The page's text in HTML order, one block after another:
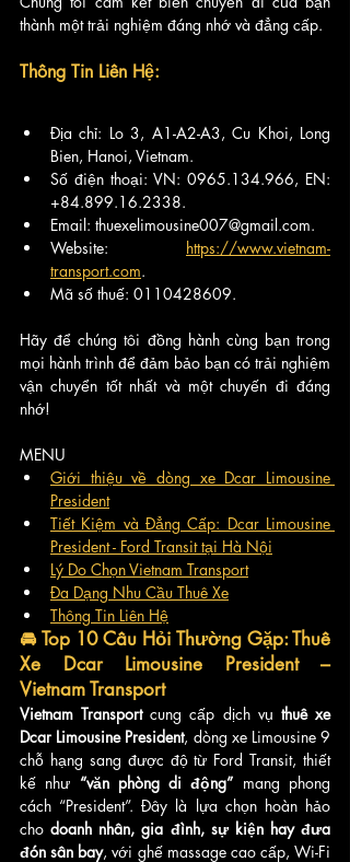
thành một trải nghiệm đáng nhớ và đẳng cấp.
Thông Tin Liên Hệ:
Địa chỉ: Lo 3, A1-A2-A3, Cu Khoi, Long
Bien, Hanoi, Vietnam.
Số điện thoại: VN: 0965.134.966, EN:
+84.899.16.2338.
Email: thuexelimousine007@gmail.com.
Website:
https://www.vietnam-
transport.com.
Mã số thuế: 0110428609.
Hãy để chúng tôi đồng hành cùng bạn trong
mọi hành trình để đảm bảo bạn có trải nghiệm
vận chuyển tốt nhất và một chuyến đi đáng
nhớ!
MENU
Giới thiệu về dòng xe Dcar Limousine
President
Tiết Kiệm và Đẳng Cấp: Dcar Limousine
President - Ford Transit tại Hà Nội
Lý Do Chọn Vietnam Transport
Đa Dạng Nhu Cầu Thuê Xe
Thông Tin Liên Hệ
🚘 Top 10 Câu Hỏi Thường Gặp: Thuê
Xe Dcar Limousine President –
Vietnam Transport
Vietnam Transport cung cấp dịch vụ thuê xe
Dcar Limousine President, dòng xe Limousine 9
chỗ hạng sang được độ từ Ford Transit, thiết
kế như “văn phòng di động” mang phong
cách “President”. Đây là lựa chọn hoàn hảo
cho doanh nhân, gia đình, sự kiện hay đưa
đón sân bay, với ghế massage cao cấp, Wi-Fi